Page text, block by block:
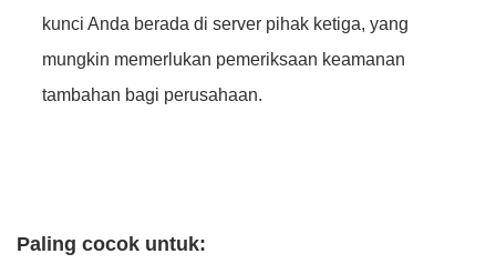
kunci Anda berada di server pihak ketiga, yang
mungkin memerlukan pemeriksaan keamanan
tambahan bagi perusahaan.
Paling cocok untuk: